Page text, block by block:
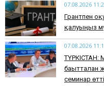
07.08.2026
Грантпен
қалуыңыз
07.08.2026
ТҮРКІСТАН:
семинар өтті